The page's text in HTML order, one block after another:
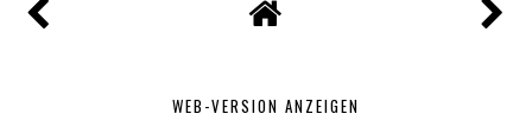
WEB-VERSION ANZEIGEN